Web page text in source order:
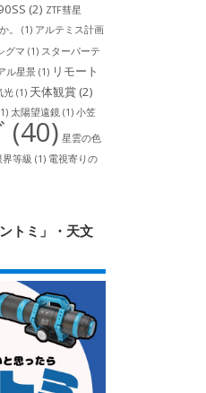
(2) ZTF彗星
。 (1) アルテミス計画
グマ (1) スターパーテ
ル星景 (1) リモート
光 (1) 天体観賞 (2)
太陽望遠鏡 (1) 小笠
(40) 星雲の色
界等級 (1) 電視寄りの
トミ」・天文